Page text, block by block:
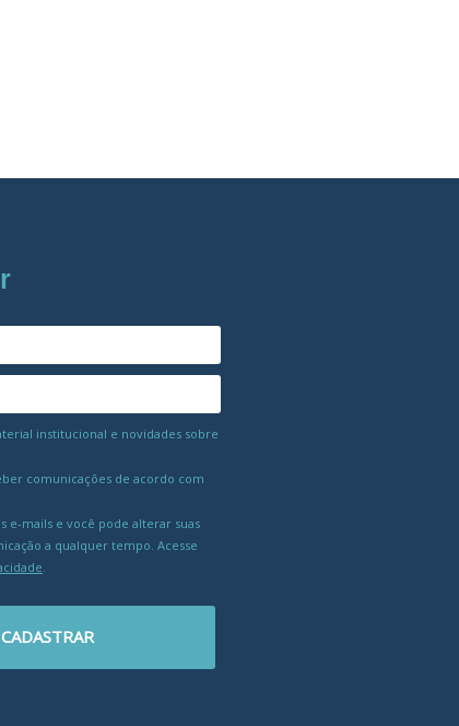
institucional e novidades sobre
comunicações de acordo com
e-mails e você pode alterar suas
a qualquer tempo. Acesse
CADASTRAR